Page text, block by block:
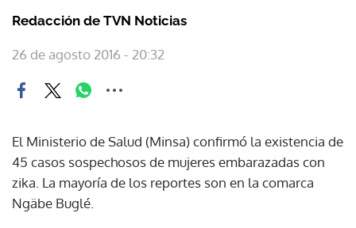
Redacción de TVN Noticias
26 de agosto 2016 - 20:32
El Ministerio de Salud (Minsa) confirmó la existencia de
45 casos sospechosos de mujeres embarazadas con
zika. La mayoría de los reportes son en la comarca
Ngäbe Buglé.